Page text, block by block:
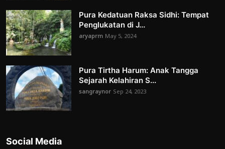
Pura Kedatuan Raksa Sidhi: Tempat
Penglukatan di J...
aryaprm May 5, 2024
Pura Tirtha Harum: Anak Tangga
Sejarah Kelahiran S...
sangraynor Sep 24, 2023
Social Media